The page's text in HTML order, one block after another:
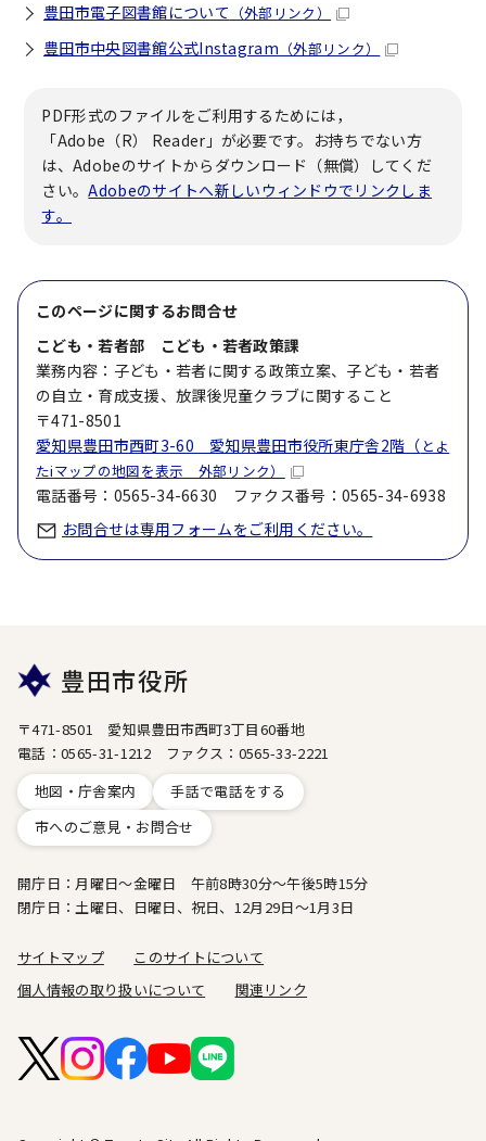
豊田市電子図書館について （外部リンク）
豊田市中央図書館公式Instagram （外部リンク）
PDF形式のファイルをご利用するためには，
「Adobe（R） Reader」が必要です。お持ちでない方
は、Adobeのサイトからダウンロード（無償）してくだ
さい。Adobeのサイトへ新しいウィンドウでリンクしま
す。
このページに関するお問合せ
こども・若者部 こども・若者政策課
業務内容：子ども・若者に関する政策立案、子ども・若者
の自立・育成支援、放課後児童クラブに関すること
〒471-8501
愛知県豊田市西町3-60 愛知県豊田市役所東庁舎2階（ とよ
たiマップの地図を表示 外部リンク）
電話番号：0565-34-6630 ファクス番号：0565-34-6938
お問合せは専用フォームをご利用ください。
豊田市役所
〒471-8501 愛知県豊田市西町3丁目60番地
電話：0565-31-1212 ファクス：0565-33-2221
地図・庁舎案内
手話で電話をする
市へのご意見・お問合せ
開庁日：月曜日～金曜日 午前8時30分～午後5時15分
閉庁日：土曜日、日曜日、祝日、12月29日～1月3日
サイトマップ
このサイトについて
個人情報の取り扱いについて
関連リンク